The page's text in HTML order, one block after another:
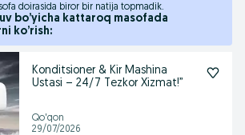
doirasida biror bir natija topmadik.
bo’yicha kattaroq masofada
ko’rish:
Konditsioner & Kir Mashina
Ustasi – 24/7 Tezkor Xizmat!”
Qo'qon
29/07/2026